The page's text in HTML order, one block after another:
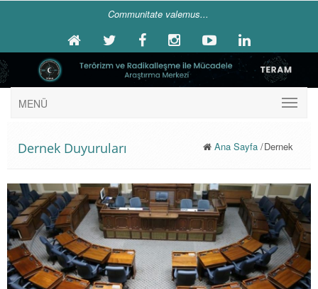
Communitate valemus...
MENÜ
Dernek Duyuruları Dernek
Ana Sayfa /